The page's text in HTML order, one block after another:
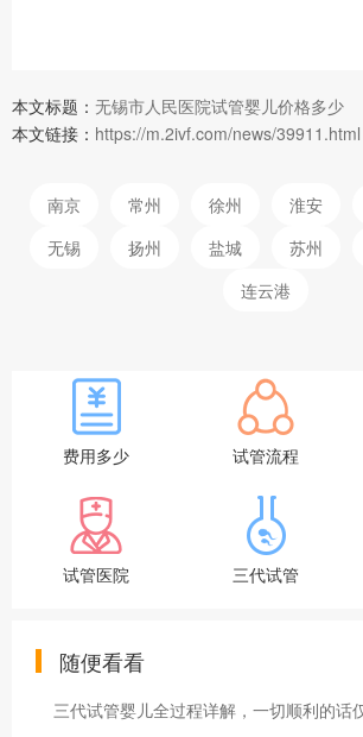
本文标题： 无锡市人民医院试管婴儿价格多少
本文链接： https://m.2ivf.com/news/39911.html
南京 常州 徐州 淮安
无锡
扬州 盐城 苏州
连云港
费用多少 试管流程
试管医院 三代试管
随便看看
三代试管婴儿全过程详解，一切顺利的话